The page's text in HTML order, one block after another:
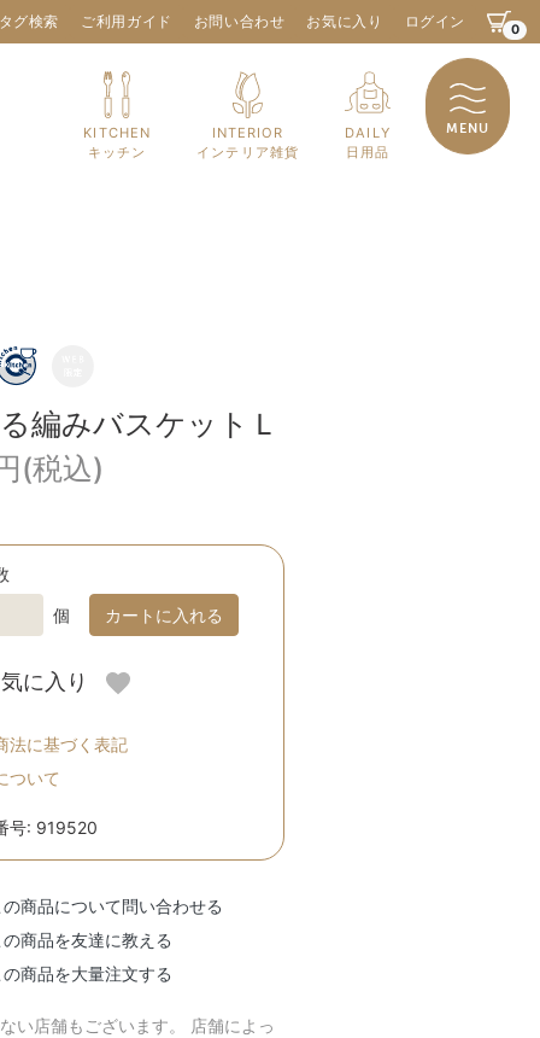
グ検索 ご利用ガイド お問い合わせ お気に入り ログイン 0
KITCHEN
キッチン
INTERIOR
インテリア雑貨
DAILY
日用品
MENU
編みバスケットＬ
(税込)
個
カートに入れる
に入り
法に基づく表記
ついて
号: 919520
の商品について問い合わせる
の商品を友達に教える
の商品を大量注文する
い店舗もございます。 店舗によっ